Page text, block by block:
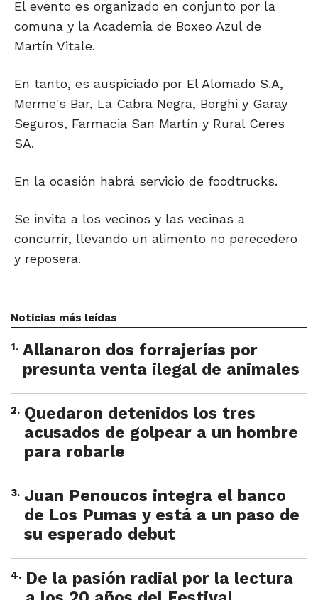
El evento es organizado en conjunto por la
comuna y la Academia de Boxeo Azul de
Martín Vitale.
En tanto, es auspiciado por El Alomado S.A,
Merme's Bar, La Cabra Negra, Borghi y Garay
Seguros, Farmacia San Martín y Rural Ceres
SA.
En la ocasión habrá servicio de foodtrucks.
Se invita a los vecinos y las vecinas a
concurrir, llevando un alimento no perecedero
y reposera.
Noticias más leídas
1. Allanaron dos forrajerías por
presunta venta ilegal de animales
2. Quedaron detenidos los tres
acusados de golpear a un hombre
para robarle
3. Juan Penoucos integra el banco
de Los Pumas y está a un paso de
su esperado debut
4. De la pasión radial por la lectura